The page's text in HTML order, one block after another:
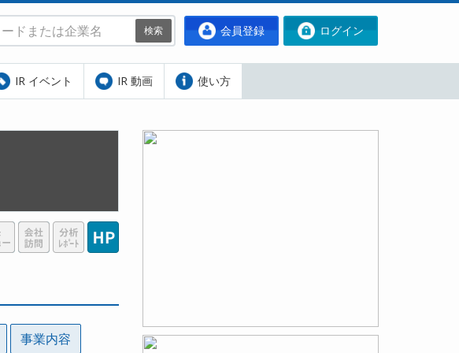
会員登録 ログイン
検索
IR イベント IR 動画 使い方
事業内容